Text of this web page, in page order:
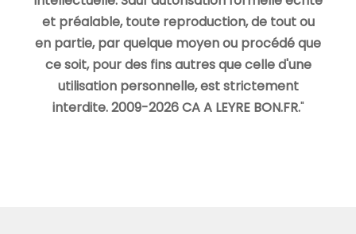
et préalable, toute reproduction, de tout ou
en partie, par quelque moyen ou procédé que
ce soit, pour des fins autres que celle d'une
utilisation personnelle, est strictement
interdite. 2009-2026 CA A LEYRE BON.FR."